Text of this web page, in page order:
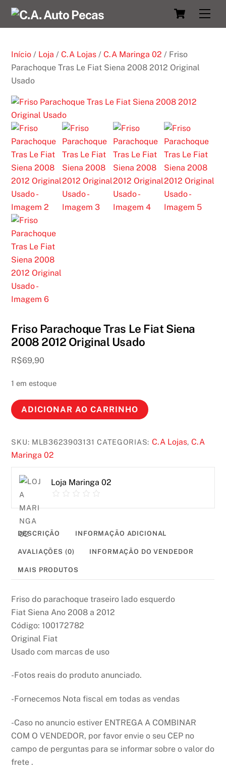
Skip
Cart
Início / Loja /C.A Lojas /C.A Maringa 02 / Friso
Parachoque Tras Le Fiat Siena 2008 2012 Original
Usado
Friso Parachoque Tras Le Fiat Siena
2008 2012 Original Usado
R$69,90
1 em estoque
Friso
Parachoque
Le
Fiat
2008
2012
Original
Usado
quantidade
ADICIONAR AO CARRINHO
SKU: MLB3623903131 CATEGORIAS: C.A Lojas,C.A
Maringa 02
Loja Maringa 02
DESCRIÇÃO INFORMAÇÃO ADICIONAL
AVALIAÇÕES (0) INFORMAÇÃO DO VENDEDOR
MAIS PRODUTOS
Friso do parachoque traseiro lado esquerdo
Fiat Siena Ano 2008 a 2012
Código: 100172782
Original Fiat
Usado com marcas de uso
-Fotos reais do produto anunciado.
-Fornecemos Nota fiscal em todas as vendas
-Caso no anuncio estiver ENTREGA A COMBINAR
COM O VENDEDOR, por favor envie o seu CEP no
campo de perguntas para se informar sobre o valor do
frete .